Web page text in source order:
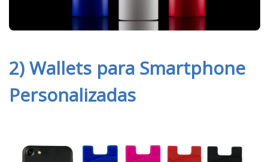
2) Wallets para Smartphone
Personalizadas